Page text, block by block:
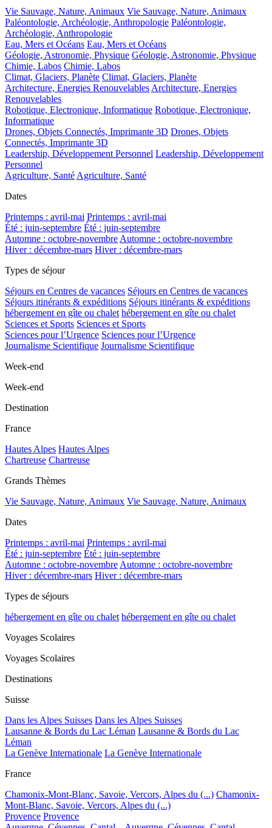
Vie Sauvage, Nature, Animaux Vie Sauvage, Nature, Animaux
Paléontologie, Archéologie, Anthropologie Paléontologie,
Archéologie, Anthropologie
Eau, Mers et Océans Eau, Mers et Océans
Géologie, Astronomie, Physique Géologie, Astronomie, Physique
Chimie, Labos Chimie, Labos
Climat, Glaciers, Planète Climat, Glaciers, Planète
Architecture, Energies RenouvelablesArchitecture, Energies
Renouvelables
Robotique, Electronique, Informatique Robotique, Electronique,
Informatique
Drones, Objets Connectés, Imprimante 3D Drones, Objets
Connectés, Imprimante 3D
Leadership, Développement Personnel Leadership, Développement
Personnel
Agriculture, SantéAgriculture, Santé
Dates
Printemps : avril-mai Printemps : avril-mai
Été : juin-septembre Été : juin-septembre
Automne : octobre-novembreAutomne : octobre-novembre
Hiver : décembre-mars Hiver : décembre-mars
Types de séjour
Séjours en Centres de vacances Séjours en Centres de vacances
Séjours itinérants & expéditions Séjours itinérants & expéditions
hébergement en gîte ou chalet hébergement en gîte ou chalet
Sciences et Sports Sciences et Sports
Sciences pour l’Urgence Sciences pour l’Urgence
Journalisme Scientifique Journalisme Scientifique
Week-end
Week-end
Destination
France
Hautes Alpes Hautes Alpes
Chartreuse Chartreuse
Grands Thèmes
Vie Sauvage, Nature, Animaux Vie Sauvage, Nature, Animaux
Dates
Printemps : avril-mai Printemps : avril-mai
Été : juin-septembre Été : juin-septembre
Automne : octobre-novembreAutomne : octobre-novembre
Hiver : décembre-mars Hiver : décembre-mars
Types de séjours
hébergement en gîte ou chalet hébergement en gîte ou chalet
Voyages Scolaires
Voyages Scolaires
Destinations
Suisse
Dans les Alpes Suisses Dans les Alpes Suisses
Lausanne & Bords du Lac Léman Lausanne & Bords du Lac
Léman
La Genève Internationale La Genève Internationale
France
Chamonix-Mont-Blanc, Savoie, Vercors, Alpes du (...) Chamonix-
Mont-Blanc, Savoie, Vercors, Alpes du (...)
Provence Provence